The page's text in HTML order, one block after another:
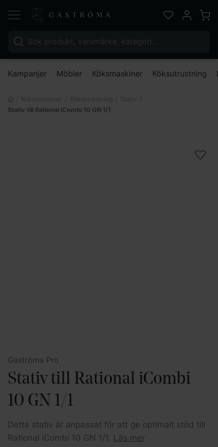
Sök efter:
Favoriter
Mitt
Kampanjer Möbler Köksmaskiner Köksutrustning
Stativ till Rational iCombi 10 GN 1/1
Gastróma Pro
Stativ till Rational iCombi
10 GN 1/1
Detta stativ är anpassat för att ge optimalt stöd till
Rational iCombi 10 GN 1/1. Läs mer